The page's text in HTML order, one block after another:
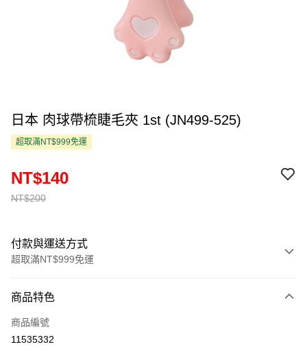
日本 肉球帶梳睫毛夾 1st (JN499-525)
超取滿NT$999免運
NT$200
NT$140
付款與運送方式
超取滿NT$999免運
信用卡一次付款
超商取貨付款
商品特色
商品編號
11535332